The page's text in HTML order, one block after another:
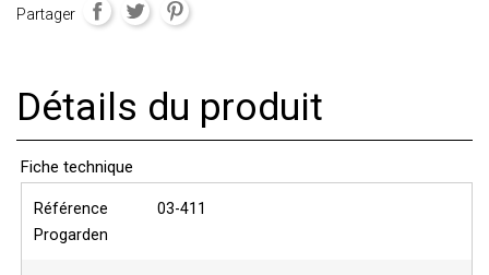
Partager
Détails du produit
Fiche technique
Référence
Progarden
03-411